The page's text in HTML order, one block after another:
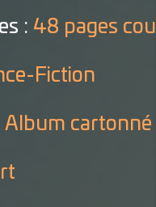
: 48 pages
Fiction
Album cartonné